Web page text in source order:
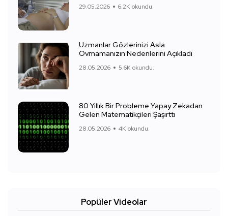
29.05.2026 6.2K okundu.
Uzmanlar Gözlerinizi Asla
Ovmamanızın Nedenlerini Açıkladı
28.05.2026 5.6K okundu.
80 Yıllık Bir Probleme Yapay Zekadan
Gelen Matematikçileri Şaşırttı
28.05.2026 4K okundu.
Popüler Videolar